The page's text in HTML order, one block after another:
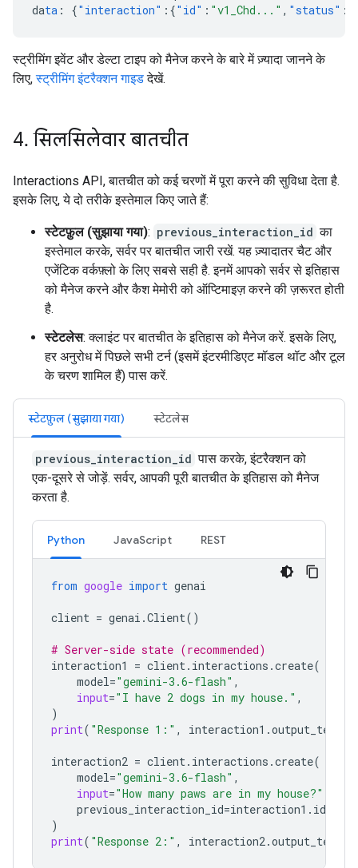
data : {"interaction" :{"id" : "v1_Chd..." , "status" :
स्ट्रीमिंग इवेंट और डेल्टा टाइप को मैनेज करने के बारे में ज़्यादा जानने के
लिए,स्ट्रीमिंग इंटरैक्शन गाइडदेखें.
4. सिलसिलेवार बातचीत
Interactions API, बातचीत को कई चरणों में पूरा करने की सुविधा देता है.
इसके लिए, ये दो तरीके इस्तेमाल किए जाते हैं:
स्टेटफ़ुल (सुझाया गया): previous_interaction_id का
इस्तेमाल करके, सर्वर पर बातचीत जारी रखें. यह ज़्यादातर चैट और
एजेंटिक वर्कफ़्लो के लिए सबसे सही है. इनमें आपको सर्वर से इतिहास
को मैनेज करने और कैश मेमोरी को ऑप्टिमाइज़ करने की ज़रूरत होती
है.
स्टेटलेस: क्लाइंट पर बातचीत के इतिहास को मैनेज करें. इसके लिए,
हर अनुरोध में पिछले सभी टर्न (इसमें इंटरमीडिएट मॉडल थॉट और टूल
के चरण शामिल हैं) पास करें.
स्टेटफ़ुल (सुझाया गया) स्टेटलेस
previous_interaction_id पास करके, इंटरैक्शन को
एक-दूसरे से जोड़ें. सर्वर, आपकी पूरी बातचीत के इतिहास को मैनेज
करता है.
Python JavaScript REST
from google import genai
client = genai .Client()
# Server-side state (recommended)
interaction1
= client. interactions .create(
model="gemini-3.6-flash" ,
input="I have 2 dogs in my house." ,
)
print( "Response 1:" , interaction1 .output_text
interaction2 = client. interactions .create(
model="gemini-3.6-flash" ,
input="How many paws are in my house?"
previous_interaction_id=interaction1 . id
)
print( "Response 2:" , interaction2.output_text